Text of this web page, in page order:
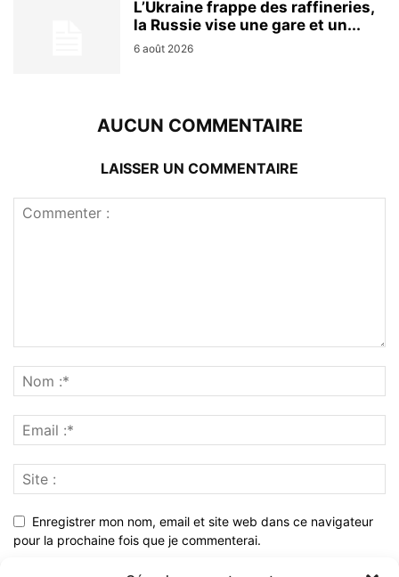
L’Ukraine frappe des raffineries,
la Russie vise une gare et un...
6 août 2026
AUCUN COMMENTAIRE
LAISSER UN COMMENTAIRE
Enregistrer mon nom, email et site web dans ce navigateur
pour la prochaine fois que je commenterai.